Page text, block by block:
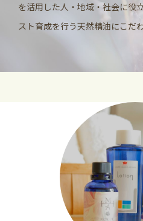
を活用した人・地域・社会に役
スト育成を行う天然精油にこだ